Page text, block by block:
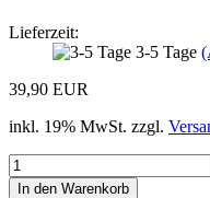
Lieferzeit:
3-5 Tage
39,90 EUR
inkl. 19% MwSt. zzgl.